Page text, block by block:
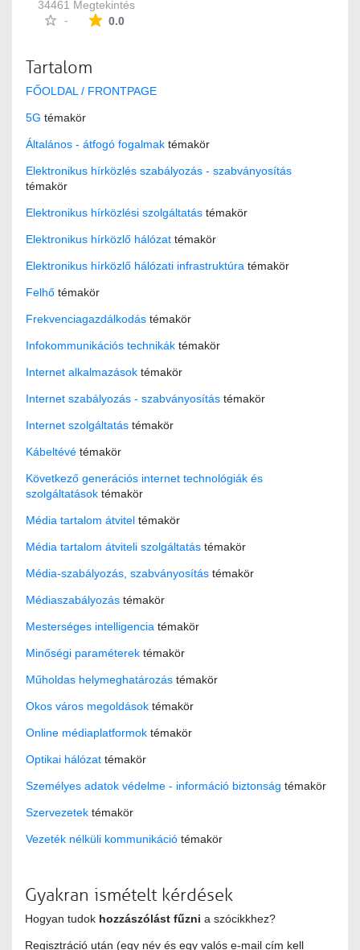
34461 Megtekintés
-
0.0Az átlagos minősítés 0 csillag a lehetséges 5-
Tartalom
FŐOLDAL / FRONTPAGE
5G témakör
Általános - átfogó fogalmak témakör
Elektronikus hírközlés szabályozás - szabványosítás
témakör
Elektronikus hírközlési szolgáltatás témakör
Elektronikus hírközlő hálózat témakör
Elektronikus hírközlő hálózati infrastruktúra témakör
Felhő témakör
Frekvenciagazdálkodás témakör
Infokommunikációs technikák témakör
Internet alkalmazások témakör
Internet szabályozás - szabványosítás témakör
Internet szolgáltatás témakör
Kábeltévé témakör
Következő generációs internet technológiák és
szolgáltatások témakör
Média tartalom átvitel témakör
Média tartalom átviteli szolgáltatás témakör
Média-szabályozás, szabványosítás témakör
Médiaszabályozás témakör
Mesterséges intelligencia témakör
Minőségi paraméterek témakör
Műholdas helymeghatározás témakör
Okos város megoldások témakör
Online médiaplatformok témakör
Optikai hálózat témakör
Személyes adatok védelme - információ biztonság témakör
Szervezetek témakör
Vezeték nélküli kommunikáció témakör
Gyakran ismételt kérdések
Hogyan tudok hozzászólást fűzni a szócikkhez?
Regisztráció után (egy név és egy valós e-mail cím kell